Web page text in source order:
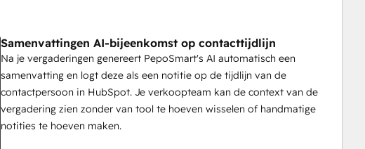
Samenvattingen AI-bijeenkomst op contacttijdlijn
Na je vergaderingen genereert PepoSmart's AI automatisch een
samenvatting en logt deze als een notitie op de tijdlijn van de
contactpersoon in HubSpot. Je verkoopteam kan de context van de
vergadering zien zonder van tool te hoeven wisselen of handmatige
notities te hoeven maken.